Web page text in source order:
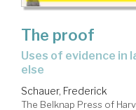
The proof
uses of evidence in law, politics, and everything
else
Schauer, Frederick
The Belknap Press of